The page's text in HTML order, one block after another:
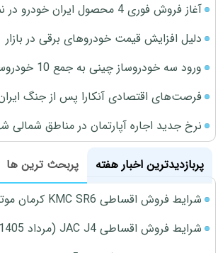
آغاز فروش فوری 4 محصول ایران خودرو در نمایندگی‌ها
دلیل افزایش قیمت خودروهای برقی در بازار
ورود سه خودروساز چینی به جمع 10 خودروساز برتر جهان
فرصت‌های اقتصادی آنکارا پس از جنگ
نرخ جدید اجاره آپارتمان در مناطق شمالی
پربازدیدترین اخبار هفته
پربحث ترین ها
شرایط فروش اقساطی KMC SR6 کرمان موتور اعلام شد
شرایط فروش اقساطی JAC J4 (مرداد 1405)